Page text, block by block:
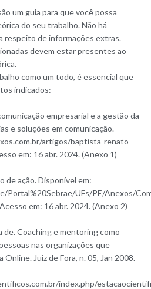
um guia para que você possa
do seu trabalho. Não há
respeito de informações extras.
devem estar presentes ao
como um todo, é essencial que
indicados:
empresarial e a gestão da
e soluções em comunicação.
artigos/baptista-renato-
em: 16 abr. 2024. (Anexo 1)
de ação. Disponível em:
Portal%20Sebrae/UFs/PE/Anexos/
em: 16 abr. 2024. (Anexo 2)
de. Coaching e mentoring como
nas organizações que
Juiz de Fora, n. 05, Jan 2008.
index.php/